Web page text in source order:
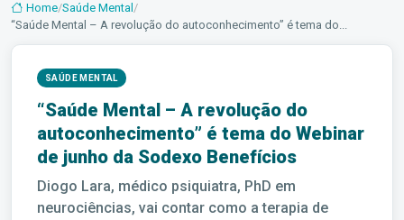
Home/Saúde Mental /
“Saúde Mental – A revolução do autoconhecimento” é tema do...
SAÚDE MENTAL
“Saúde Mental – A revolução do
autoconhecimento” é tema do Webinar
de junho da Sodexo Benefícios
Diogo Lara, médico psiquiatra, PhD em
neurociências, vai contar como a terapia de